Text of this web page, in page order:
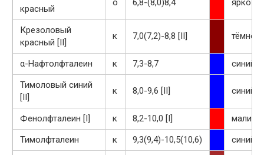
красный
о 6,8-(8,0)8,4 ярко-
Крезоловый
красный [II]
к 7,0(7,2)-8,8 [II] тёмно-
α-Нафтолфталеин к 7,3-8,7
синий
Тимоловый синий
[II]
к 8,0-9,6 [II] синий
Фенолфталеин [I] к 8,2-10,0 [I]
Тимолфталеин
к 9,3(9,4)-10,5(10,6)
синий